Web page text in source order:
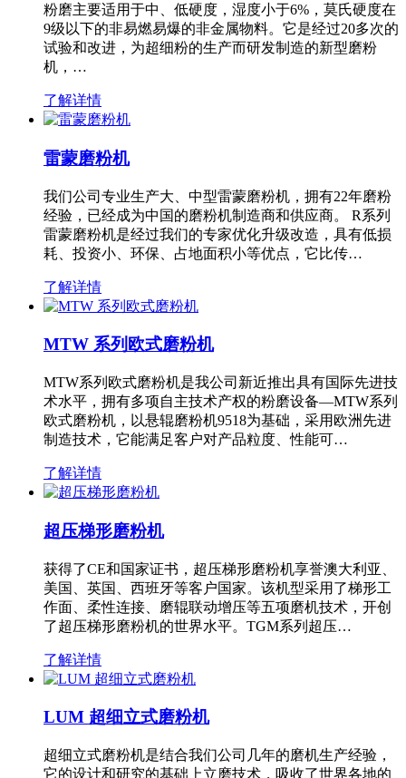
粉磨主要适用于中、低硬度，湿度小于6%，莫氏硬度在
9级以下的非易燃易爆的非金属物料。它是经过20多次的
试验和改进，为超细粉的生产而研发制造的新型磨粉
机，…
了解详情
雷蒙磨粉机
我们公司专业生产大、中型雷蒙磨粉机，拥有22年磨粉
经验，已经成为中国的磨粉机制造商和供应商。 R系列
雷蒙磨粉机是经过我们的专家优化升级改造，具有低损
耗、投资小、环保、占地面积小等优点，它比传…
了解详情
MTW 系列欧式磨粉机
MTW系列欧式磨粉机是我公司新近推出具有国际先进技
术水平，拥有多项自主技术产权的粉磨设备—MTW系列
欧式磨粉机，以悬辊磨粉机9518为基础，采用欧洲先进
制造技术，它能满足客户对产品粒度、性能可…
了解详情
超压梯形磨粉机
获得了CE和国家证书，超压梯形磨粉机享誉澳大利亚、
美国、英国、西班牙等客户国家。该机型采用了梯形工
作面、柔性连接、磨辊联动增压等五项磨机技术，开创
了超压梯形磨粉机的世界水平。TGM系列超压…
了解详情
LUM 超细立式磨粉机
超细立式磨粉机是结合我们公司几年的磨机生产经验，
它的设计和研究的基础上立磨技术，吸收了世界各地的